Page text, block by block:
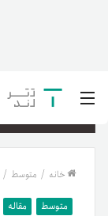
خانه / متوسط /
متوسط مقاله